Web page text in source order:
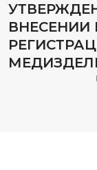
ВНЕСЕНИИ